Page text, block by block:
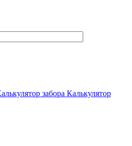
забора Калькулятор